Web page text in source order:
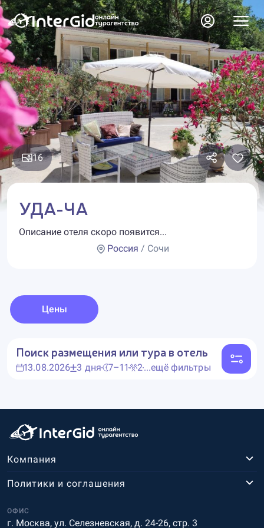
16
УДА-ЧА
Описание отеля скоро появится...
Россия / Сочи
Цены
Поиск размещения или тура в отель
13.08.2026 3 дня 7–11 2...ещё фильтры
Компания
ОФИС
г. Москва, ул. Селезневская, д. 24-26, стр. 3
Политики и соглашения